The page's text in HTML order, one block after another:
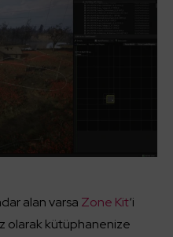
alan varsa Zone Kit‘i
olarak kütüphanenize